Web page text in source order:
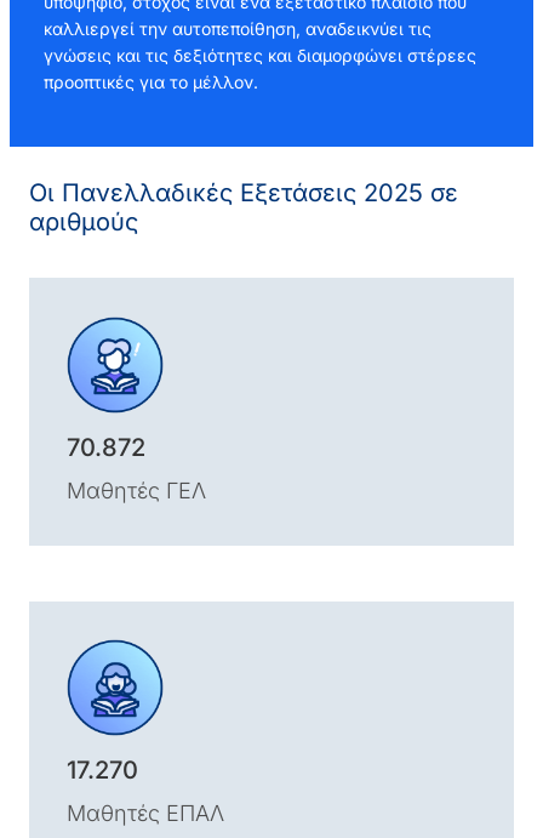
καλλιεργεί την αυτοπεποίθηση, αναδεικνύει τις
γνώσεις και τις δεξιότητες και διαμορφώνει στέρεες
προοπτικές για το μέλλον.
Οι Πανελλαδικές Εξετάσεις 2025 σε
αριθμούς
70.872
Μαθητές ΓΕΛ
17.270
Μαθητές ΕΠΑΛ